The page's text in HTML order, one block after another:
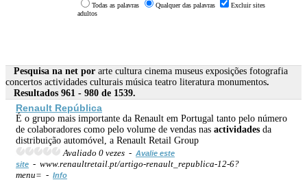
Todas as palavras Qualquer das palavras
Excluir sites
adultos
Pesquisa na net por arte cultura cinema museus exposições fotografia
concertos actividades culturais música teatro literatura monumentos.
Resultados 961 - 980 de 1539.
Renault República
É o grupo mais importante da Renault em Portugal tanto pelo número
de colaboradores como pelo volume de vendas nas actividades da
distribuição automóvel, a Renault Retail Group
Avaliado 0 vezes - Avalie este
site - www.renaultretail.pt/artigo-renault_republica-12-6?
menu= - Info